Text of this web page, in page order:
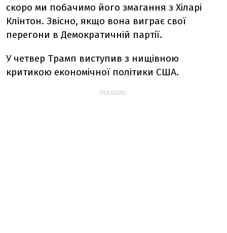
скоро ми побачимо його змагання з Хіларі
Клінтон. Звісно, якщо вона виграє свої
перегони в Демократичній партії.
У четвер Трамп виступив з нищівною
критикою економічної політики США.
РЕКЛАМА: